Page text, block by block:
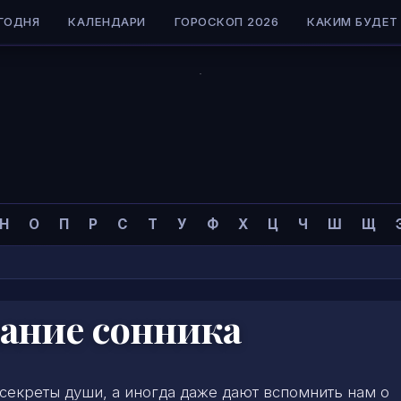
КАЛЕНДАРИ ГОРОСКОП 2026 КАКИМ БУДЕТ
Н О П Р С Т У Ф Х Ц Ч Ш Щ
сонника
души, а иногда даже дают вспомнить нам о